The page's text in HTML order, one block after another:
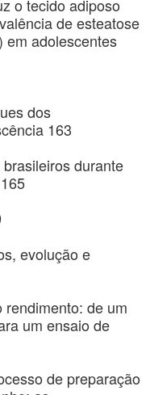
o tecido adiposo
de esteatose
em adolescentes
dos
163
durante
evolução e
de um
um ensaio de
de preparação